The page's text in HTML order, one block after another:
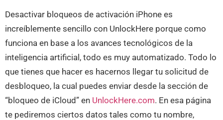
Desactivar bloqueos de activación iPhone es
increíblemente sencillo con UnlockHere porque como
funciona en base a los avances tecnológicos de la
inteligencia artificial, todo es muy automatizado. Todo lo
que tienes que hacer es hacernos llegar tu solicitud de
desbloqueo, la cual puedes enviar desde la sección de
“bloqueo de iCloud” en UnlockHere.com. En esa página
te pediremos ciertos datos tales como tu nombre,